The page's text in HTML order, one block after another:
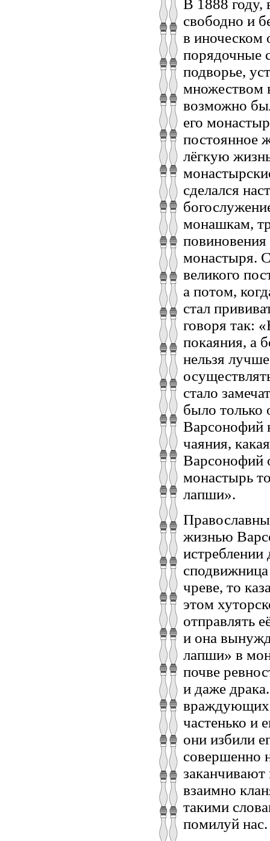
В 1888
свободно и
в иноческом
порядочные
подворье,
множеством
возможно
его
постоянное
лёгкую
сделался
монашкам,
повиновения
монастыря.
великого
а потом,
стал
говоря так:
покаяния, а
нельзя
стало
было только
Варсонофий
чаяния,
Варсонофий
монастырь
лапши».
жизнью
чреве, то
этом
отправлять
и она
лапши» в
почве
и даже
частенько и
они избили
совершенно
взаимно
такими
помилуй